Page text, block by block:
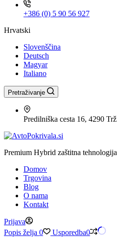
+386 (0) 5 90 56 927
Hrvatski
Slovenščina
Deutsch
Magyar
Italiano
Pretraživanje
Predilniška cesta 16, 4290
Premium Hybrid zaštitna tehnologija
Domov
Trgovina
Blog
O nama
Kontakt
Prijava
Popis želja 0 Usporedba0